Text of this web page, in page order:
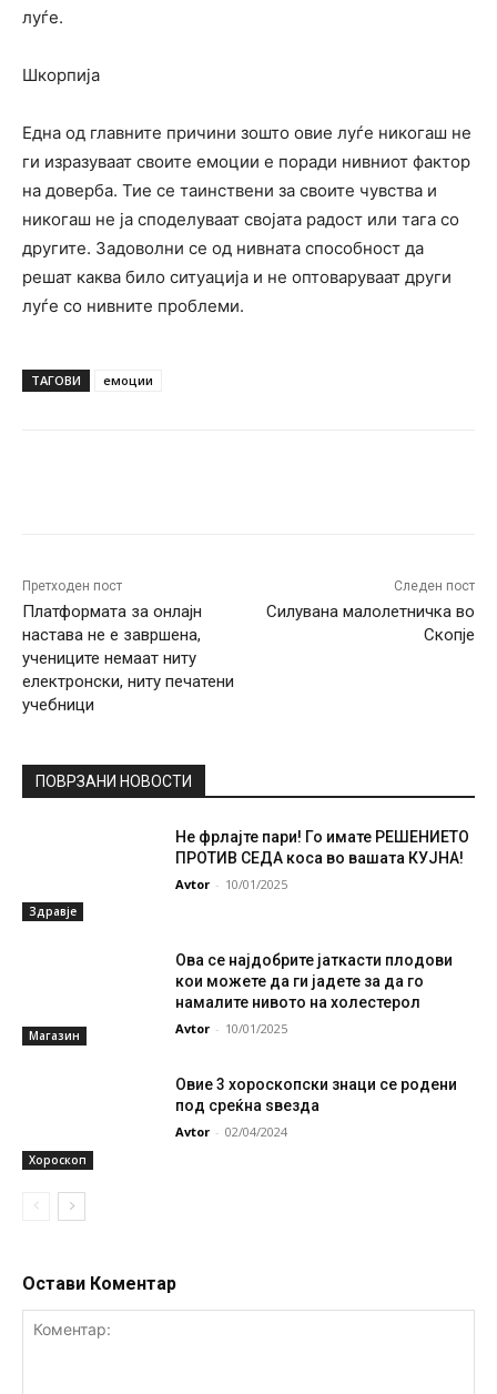
луѓе.
Шкорпија
Една од главните причини зошто овие луѓе никогаш не
ги изразуваат своите емоции е поради нивниот фактор
на доверба. Тие се таинствени за своите чувства и
никогаш не ја споделуваат својата радост или тага со
другите. Задоволни се од нивната способност да
решат каква било ситуација и не оптоваруваат други
луѓе со нивните проблеми.
ТАГОВИ емоции
Претходен пост
Платформата за онлајн
настава не е завршена,
учениците немаат ниту
електронски, ниту печатени
учебници
Следен пост
Силувана малолетничка во
Скопје
ПОВРЗАНИ НОВОСТИ
Здравје
Не фрлајте пари! Го имате РЕШЕНИЕТО
ПРОТИВ СЕДА коса во вашата КУЈНА!
Avtor - 10/01/2025
Магазин
Ова се најдобрите јаткасти плодови
кои можете да ги јадете за да го
намалите нивото на холестерол
Avtor - 10/01/2025
Хороскоп
Овие 3 хороскопски знаци се родени
под среќна ѕвезда
Avtor - 02/04/2024
Остави Коментар